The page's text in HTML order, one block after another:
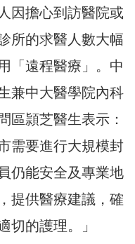
因擔心到訪醫院或
所的求醫人數大幅
「遠程醫療」。中
兼中大醫學院內科
區頴芝醫生表示：
需要進行大規模封
仍能安全及專業地
提供醫療建議，確
切的護理。」